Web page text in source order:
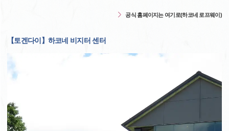
공식 홈페이지는 여기로(하코네 로프웨이)
【토겐다이】하코네 비지터 센터